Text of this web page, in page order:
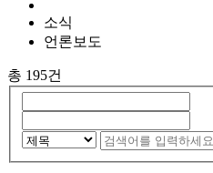
소식
언론보도
총 195건